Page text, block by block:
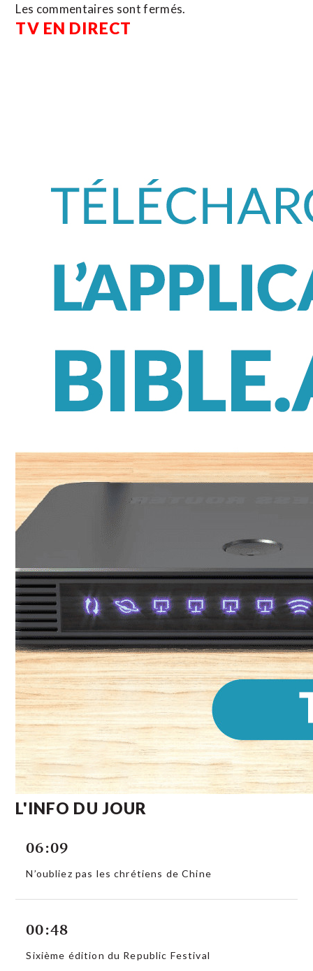
Les commentaires sont fermés.
TV EN DIRECT
L'INFO DU JOUR
06:09
N’oubliez pas les chrétiens de Chine
00:48
Sixième édition du Republic Festival